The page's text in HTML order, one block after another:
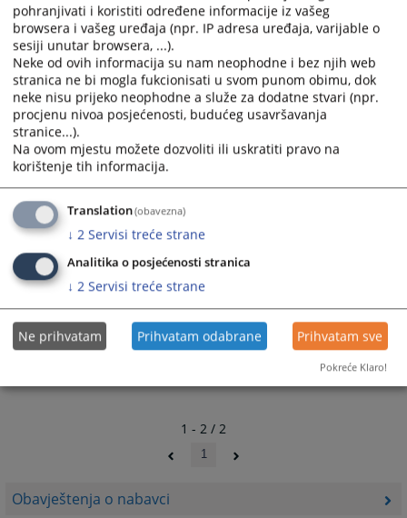
Obavještenja o nabavci
the
calendar
and
select
a
date.
Press
the
question
mark
key
to
get
the
keyboard
shortcuts
for
changing
the
calendar
and
select
a
date.
the
question
mark
key
to
get
keyboard
shortcuts
for
changing
21.02.2020.
1 - 2 / 2
1
pohranjivati i koristiti određene informacije iz vašeg
browsera i vašeg uređaja (npr. IP adresa uređaja, varijable o
sesiji unutar browsera, ...).
Neke od ovih informacija su nam neophodne i bez njih web
stranica ne bi mogla fukcionisati u svom punom obimu, dok
neke nisu prijeko neophodne a služe za dodatne stvari (npr.
procjenu nivoa posjećenosti, budućeg usavršavanja
stranice...).
Na ovom mjestu možete dozvoliti ili uskratiti pravo na
korištenje tih informacija.
Translation(obavezna)
↓ 2 Servisi treće strane
Analitika o posjećenosti stranica
↓ 2 Servisi treće strane
Ne prihvatam Prihvatam odabrane Prihvatam sve
Pokreće Klaro!